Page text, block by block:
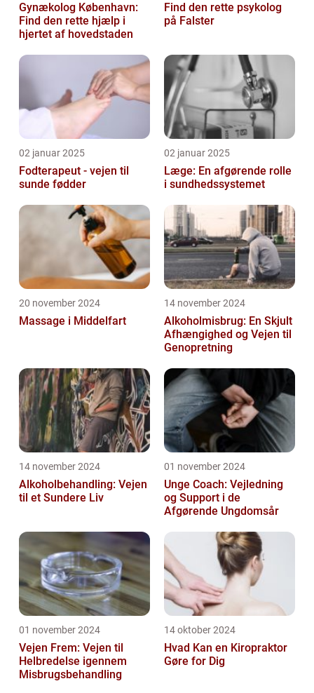
Gynækolog København:
Find den rette hjælp i
hjertet af hovedstaden
Find den rette psykolog
på Falster
02 januar 2025
Fodterapeut - vejen til
sunde fødder
02 januar 2025
Læge: En afgørende rolle
i sundhedssystemet
20 november 2024
Massage i Middelfart
14 november 2024
Alkoholmisbrug: En Skjult
Afhængighed og Vejen til
Genopretning
14 november 2024
Alkoholbehandling: Vejen
til et Sundere Liv
01 november 2024
Unge Coach: Vejledning
og Support i de
Afgørende Ungdomsår
01 november 2024
Vejen Frem: Vejen til
Helbredelse igennem
Misbrugsbehandling
14 oktober 2024
Hvad Kan en Kiropraktor
Gøre for Dig